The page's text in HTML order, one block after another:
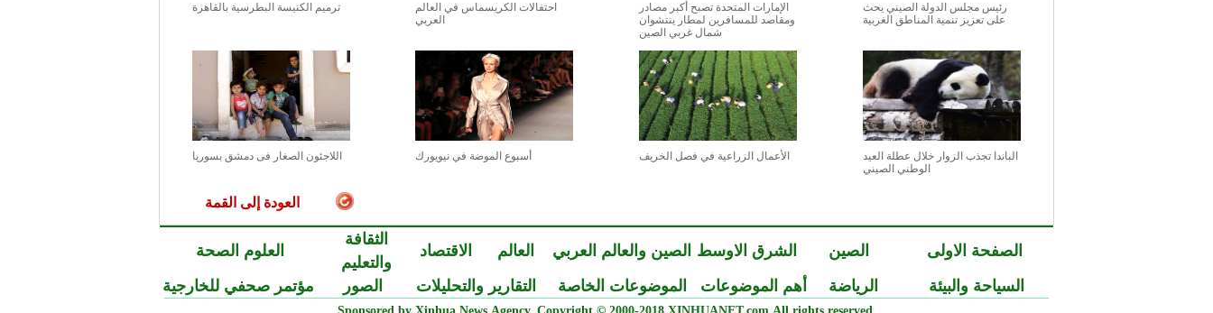
رئيس مجلس الدولة الصيني يحث
على تعزيز تنمية المناطق الغربية
الإمارات المتحدة تصبح أكبر مصادر
ومقاصد للمسافرين لمطار ينتشوان
شمال غربي الصين
احتفالات الكريسماس في العالم
العربي
ترميم الكنيسة البطرسية بالقاهرة
الباندا تجذب الزوار خلال عطلة العيد
الوطني الصيني
الأعمال الزراعية في فصل الخريف أسبوع الموضة في نيويورك اللاجئون الصغار فى دمشق بسوريا
العودة إلى القمة
الصفحة الاولى الصين الشرق الاوسط الصين والعالم العربي العالم الاقتصاد
الثقافة
والتعليم
العلوم الصحة
السياحة والبيئة
الرياضة أهم الموضوعات الموضوعات الخاصة التقارير والتحليلات الصور مؤتمر صحفي للخارجية